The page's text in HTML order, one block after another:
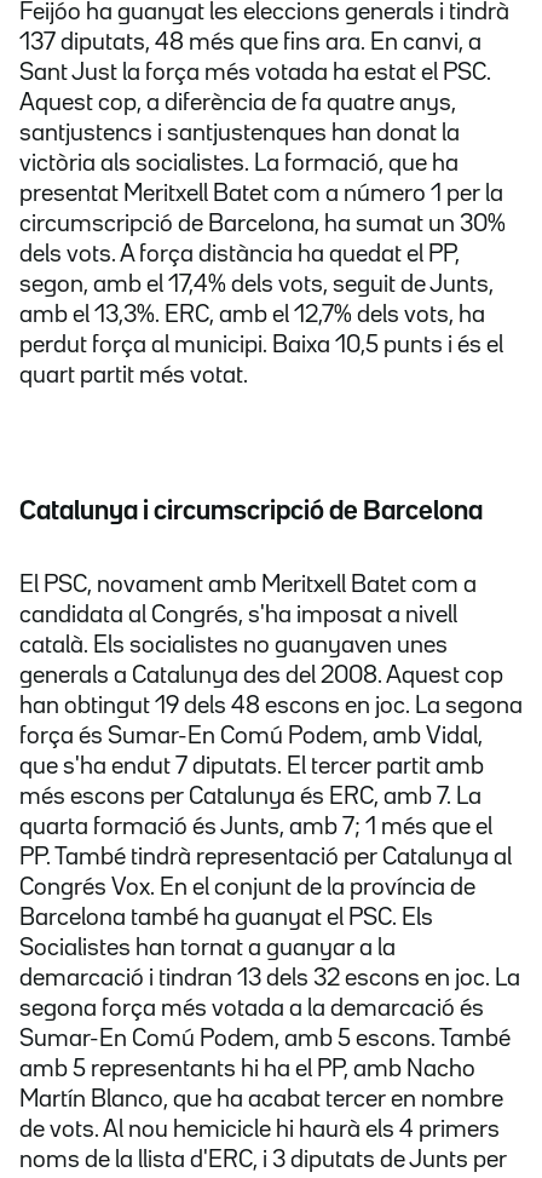
Feijóo ha guanyat les eleccions generals i tindrà
137 diputats, 48 més que fins ara. En canvi, a
Sant Just la força més votada ha estat el PSC.
Aquest cop, a diferència de fa quatre anys,
santjustencs i santjustenques han donat la
victòria als socialistes. La formació, que ha
presentat Meritxell Batet com a número 1 per la
circumscripció de Barcelona, ha sumat un 30%
dels vots. A força distància ha quedat el PP,
segon, amb el 17,4% dels vots, seguit de Junts,
amb el 13,3%. ERC, amb el 12,7% dels vots, ha
perdut força al municipi. Baixa 10,5 punts i és el
quart partit més votat.
Catalunya i circumscripció de Barcelona
El PSC, novament amb Meritxell Batet com a
candidata al Congrés, s'ha imposat a nivell
català. Els socialistes no guanyaven unes
generals a Catalunya des del 2008. Aquest cop
han obtingut 19 dels 48 escons en joc. La segona
força és Sumar-En Comú Podem, amb Vidal,
que s'ha endut 7 diputats. El tercer partit amb
més escons per Catalunya és ERC, amb 7. La
quarta formació és Junts, amb 7; 1 més que el
PP. També tindrà representació per Catalunya al
Congrés Vox. En el conjunt de la província de
Barcelona també ha guanyat el PSC. Els
Socialistes han tornat a guanyar a la
demarcació i tindran 13 dels 32 escons en joc. La
segona força més votada a la demarcació és
Sumar-En Comú Podem, amb 5 escons. També
amb 5 representants hi ha el PP, amb Nacho
Martín Blanco, que ha acabat tercer en nombre
de vots. Al nou hemicicle hi haurà els 4 primers
noms de la llista d'ERC, i 3 diputats de Junts per